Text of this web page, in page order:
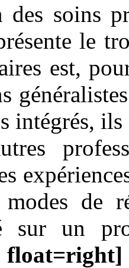
des soins
le
est,
intégrés,
modes de
sur un
float=right]